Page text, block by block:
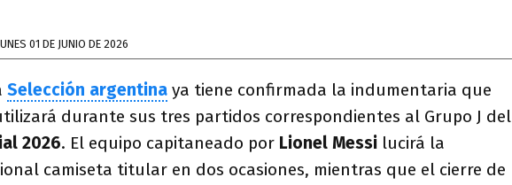
01 DE JUNIO DE 2026
Selección argentina ya tiene confirmada la indumentaria que
durante sus tres partidos correspondientes al Grupo J del
2026. El equipo capitaneado por Lionel Messi lucirá la
camiseta titular en dos ocasiones, mientras que el cierre de